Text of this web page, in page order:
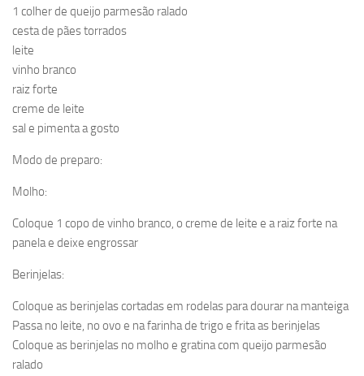
1 colher de queijo parmesão ralado
cesta de pães torrados
leite
vinho branco
raiz forte
creme de leite
sal e pimenta a gosto
Modo de preparo:
Molho:
Coloque 1 copo de vinho branco, o creme de leite e a raiz forte na
panela e deixe engrossar
Berinjelas:
Coloque as berinjelas cortadas em rodelas para dourar na manteiga
Passa no leite, no ovo e na farinha de trigo e frita as berinjelas
Coloque as berinjelas no molho e gratina com queijo parmesão
ralado